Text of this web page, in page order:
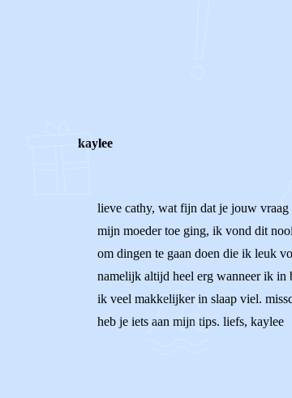
kaylee
lieve cathy, wat fijn dat je jouw
mijn moeder toe ging, ik vond dit
om dingen te gaan doen die ik leuk
namelijk altijd heel erg wanneer ik in
ik veel makkelijker in slaap viel.
heb je iets aan mijn tips. liefs, kaylee